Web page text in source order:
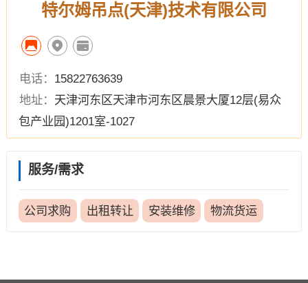
特尔姆吊点(天津)技术有限公司
电话： 15822763639
地址： 天津河东区天津市河东区晨景大厦12层(易众
包产业园)1201室-1027
服务/需求
公司求购 出租转让 安装维修 物流货运